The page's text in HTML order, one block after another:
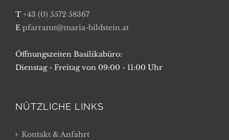
T +43 (0) 5572 58367
E pfarramt@maria-bildstein.at
Öffnungszeiten Basilikabüro:
Dienstag - Freitag von 09:00 - 11:00 Uhr
NÜTZLICHE LINKS
Kontakt & Anfahrt